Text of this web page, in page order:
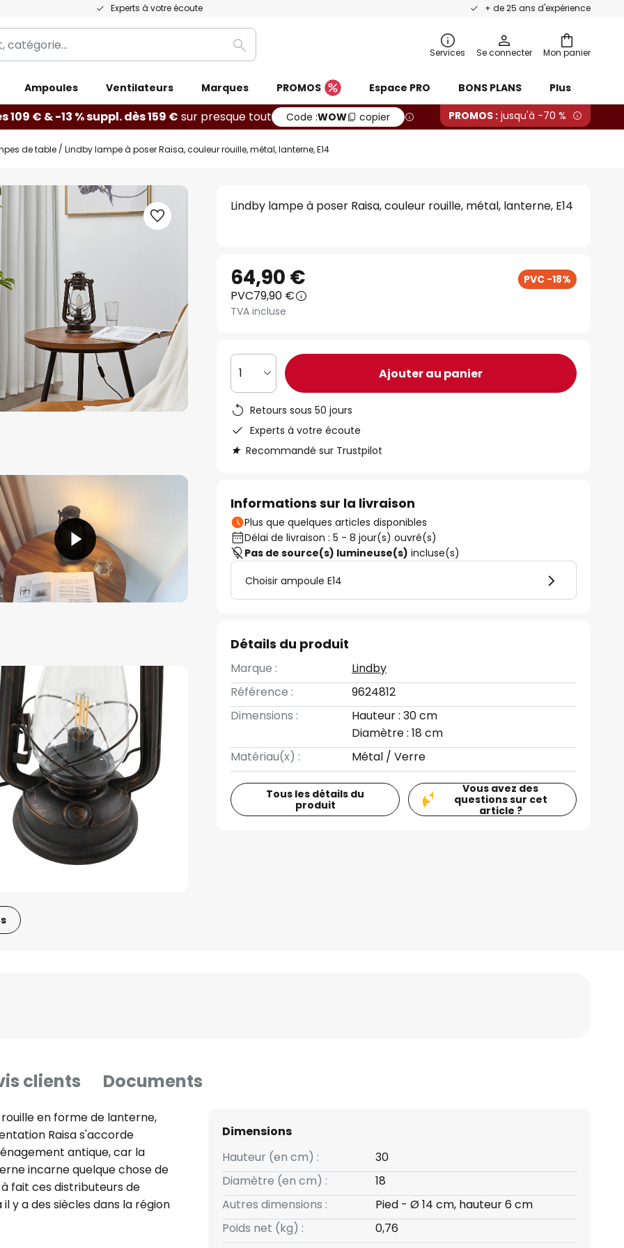
Experts à votre écoute + de 25 ans d'expérience
Mon panier
Rechercher Services Se connecter
Ampoules Ventilateurs Marques PROMOS Espace PRO BONS PLANS Plus
109 € & -13 % suppl. dès 159 € sur presque tout Code :WOW copier PROMOS : jusqu'à -70 %
de table Lindby lampe à poser Raisa, couleur rouille, métal, lanterne, E14
Lindby lampe à poser Raisa, couleur rouille, métal, lanterne, E14
64,90 € PVC -18%
PVC79,90 €
TVA incluse
1 Ajouter au panier
Retours sous 50 jours
Experts à votre écoute
Recommandé sur Trustpilot
Informations sur la livraison
Plus que quelques articles disponibles
Délai de livraison : 5 - 8 jour(s) ouvré(s)
Pas de source(s) lumineuse(s) incluse(s)
Choisir ampoule E14
Détails du produit
Marque :
Lindby
Référence :
9624812
Dimensions :
Hauteur : 30 cm
Diamètre : 18 cm
Matériau(x) :
Métal / Verre
Tous les détails du
produit
Vous avez des
questions sur cet
article ?
clients Documents
en forme de lanterne,
Raisa s'accorde
antique, car la
incarne quelque chose de
fait ces distributeurs de
y a des siècles dans la région
la nuit. Mais à
Dimensions
Hauteur (en cm) :
30
Diamètre (en cm) :
18
Autres dimensions :
Pied - Ø 14 cm, hauteur 6 cm
Poids net (kg) :
0,76